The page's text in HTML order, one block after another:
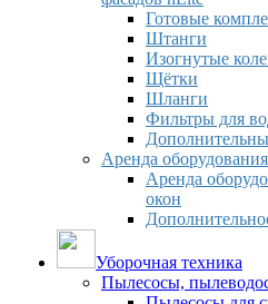
Готовые
Штанги
Изогнутые
Щётки
Шланги
Фильтры для
Аренда
Аренда
окон
Уборочная техника
Пылесосы,